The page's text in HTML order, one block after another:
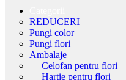
REDUCERI
Pungi color
Pungi flori
Ambalaje
Celofan pentru flori
Hartie pentru flori